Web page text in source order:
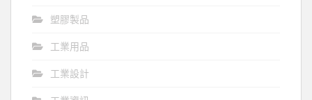
塑膠製品
工業用品
工業設計